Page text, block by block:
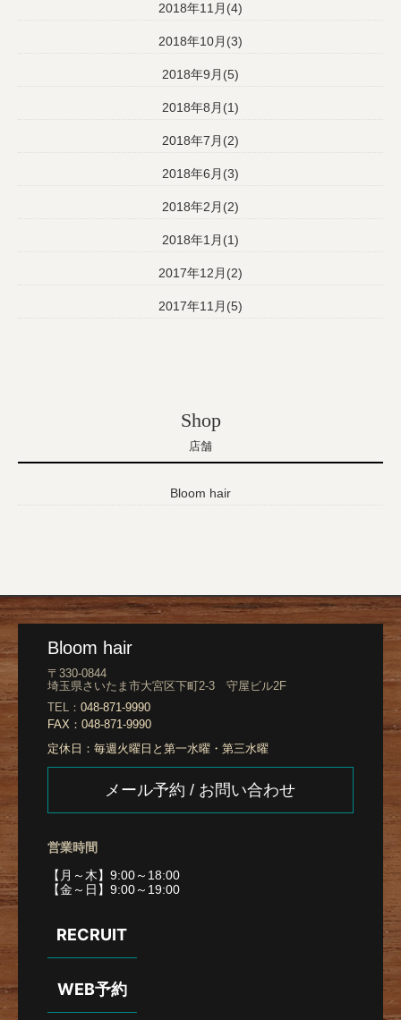
2018年11月(4)
2018年10月(3)
2018年9月(5)
2018年8月(1)
2018年7月(2)
2018年6月(3)
2018年2月(2)
2018年1月(1)
2017年12月(2)
2017年11月(5)
Shop
店舗
Bloom hair
Bloom hair
〒330-0844
埼玉県さいたま市大宮区下町2-3 守屋ビル2F
TEL： 048-871-9990
FAX： 048-871-9990
定休日： 毎週火曜日と第一水曜・第三水曜
メール予約 / お問い合わせ
営業時間
【月～木】9:00～18:00
【金～日】9:00～19:00
RECRUIT
WEB予約